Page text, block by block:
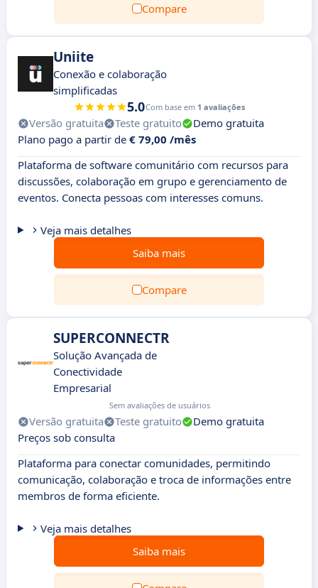
Compare
Uniite
Conexão e colaboração
simplificadas
5.0Com base em 1 avaliações
Versão gratuita Teste gratuito
Demo gratuita
Plano pago a partir de € 79,00 /mês
Plataforma de software comunitário com recursos para
discussões, colaboração em grupo e gerenciamento de
eventos. Conecta pessoas com interesses comuns.
Veja mais detalhes
Saiba mais
Compare
SUPERCONNECTR
Solução Avançada de
Conectividade
Empresarial
Sem avaliações de usuários
Versão gratuita Teste gratuito
Demo gratuita
Preços sob consulta
Plataforma para conectar comunidades, permitindo
comunicação, colaboração e troca de informações entre
membros de forma eficiente.
Veja mais detalhes
Saiba mais